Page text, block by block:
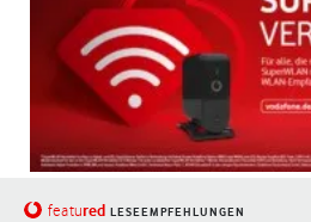
featured LESEEMPFEHLUNGEN